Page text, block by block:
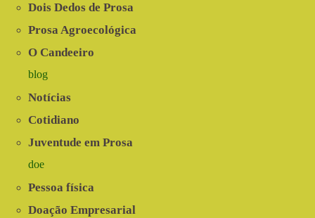
Dois Dedos de Prosa
Prosa Agroecológica
O Candeeiro
blog
Notícias
Cotidiano
Juventude em Prosa
doe
Pessoa física
Doação Empresarial